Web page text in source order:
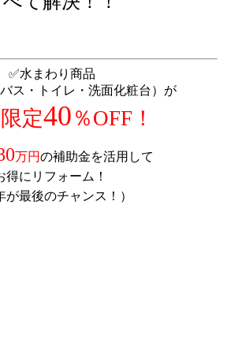
✅水まわり商品
バス・トイレ・洗面化粧台）が
定40 ％OFF！
万円の補助金を活用して
得にリフォーム！
が最後のチャンス！）